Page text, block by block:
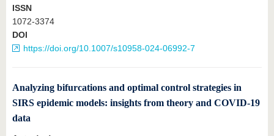
ISSN
1072-3374
DOI
https://doi.org/10.1007/s10958-024-06992-7
Analyzing bifurcations and optimal control strategies in
SIRS epidemic models: insights from theory and COVID-19
data